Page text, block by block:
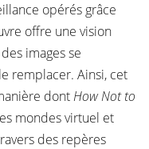
opérés grâce
offre une vision
images se
remplacer. Ainsi, cet
dontHow Not to
mondes virtuel et
des repères